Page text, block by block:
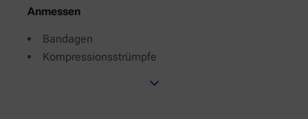
Anmessen
Bandagen
Kompressionsstrümpfe